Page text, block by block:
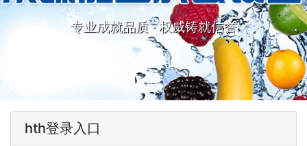
专业成就品质 · 权威铸就信誉
hth登录入口